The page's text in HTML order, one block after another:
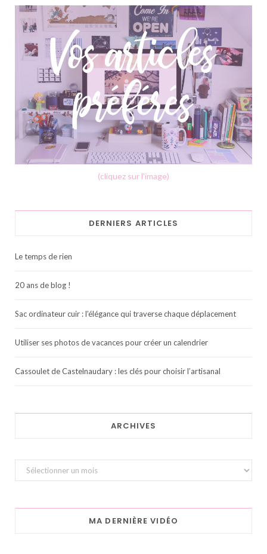
(cliquez sur l'image)
DERNIERS ARTICLES
Le temps de rien
20 ans de blog !
Sac ordinateur cuir : l’élégance qui traverse chaque déplacement
Utiliser ses photos de vacances pour créer un calendrier
Cassoulet de Castelnaudary : les clés pour choisir l’artisanal
ARCHIVES
Archives
MA DERNIÈRE VIDÉO